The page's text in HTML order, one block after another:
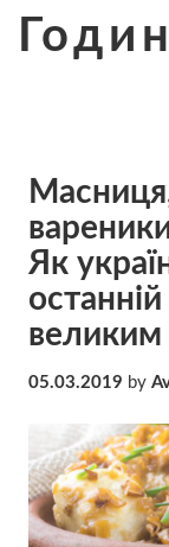
вареники
Як
05.03.2019 by